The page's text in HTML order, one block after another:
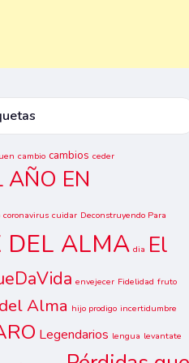
cambio cambios ceder
AÑO EN
coronavirus cuidar Deconstruyendo Para
DEL ALMA dia El
envejecer Fidelidad fruto
Alma hijo prodigo incertidumbre
Legendarios lengua levantate